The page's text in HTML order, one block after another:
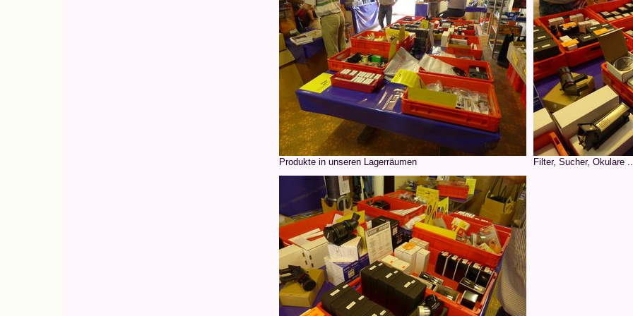
Produkte in unseren Lagerräumen Filter, Sucher, Okulare